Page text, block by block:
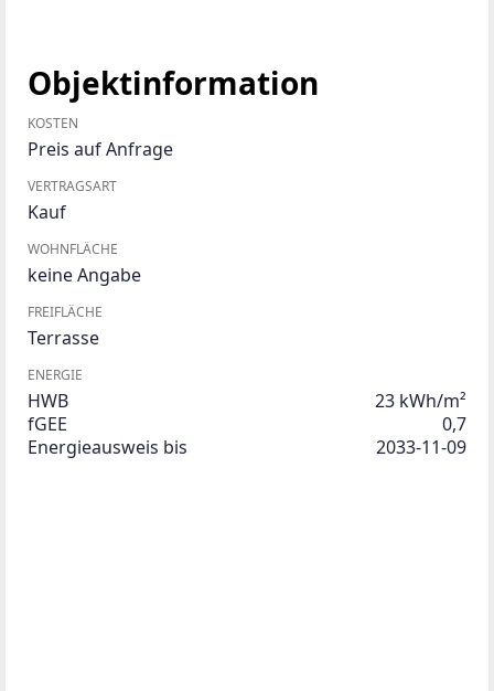
Objektinformation
KOSTEN
Preis auf Anfrage
VERTRAGSART
Kauf
WOHNFLÄCHE
keine Angabe
FREIFLÄCHE
Terrasse
ENERGIE
HWB
23 kWh/m²
fGEE
0,7
Energieausweis bis
2033-11-09